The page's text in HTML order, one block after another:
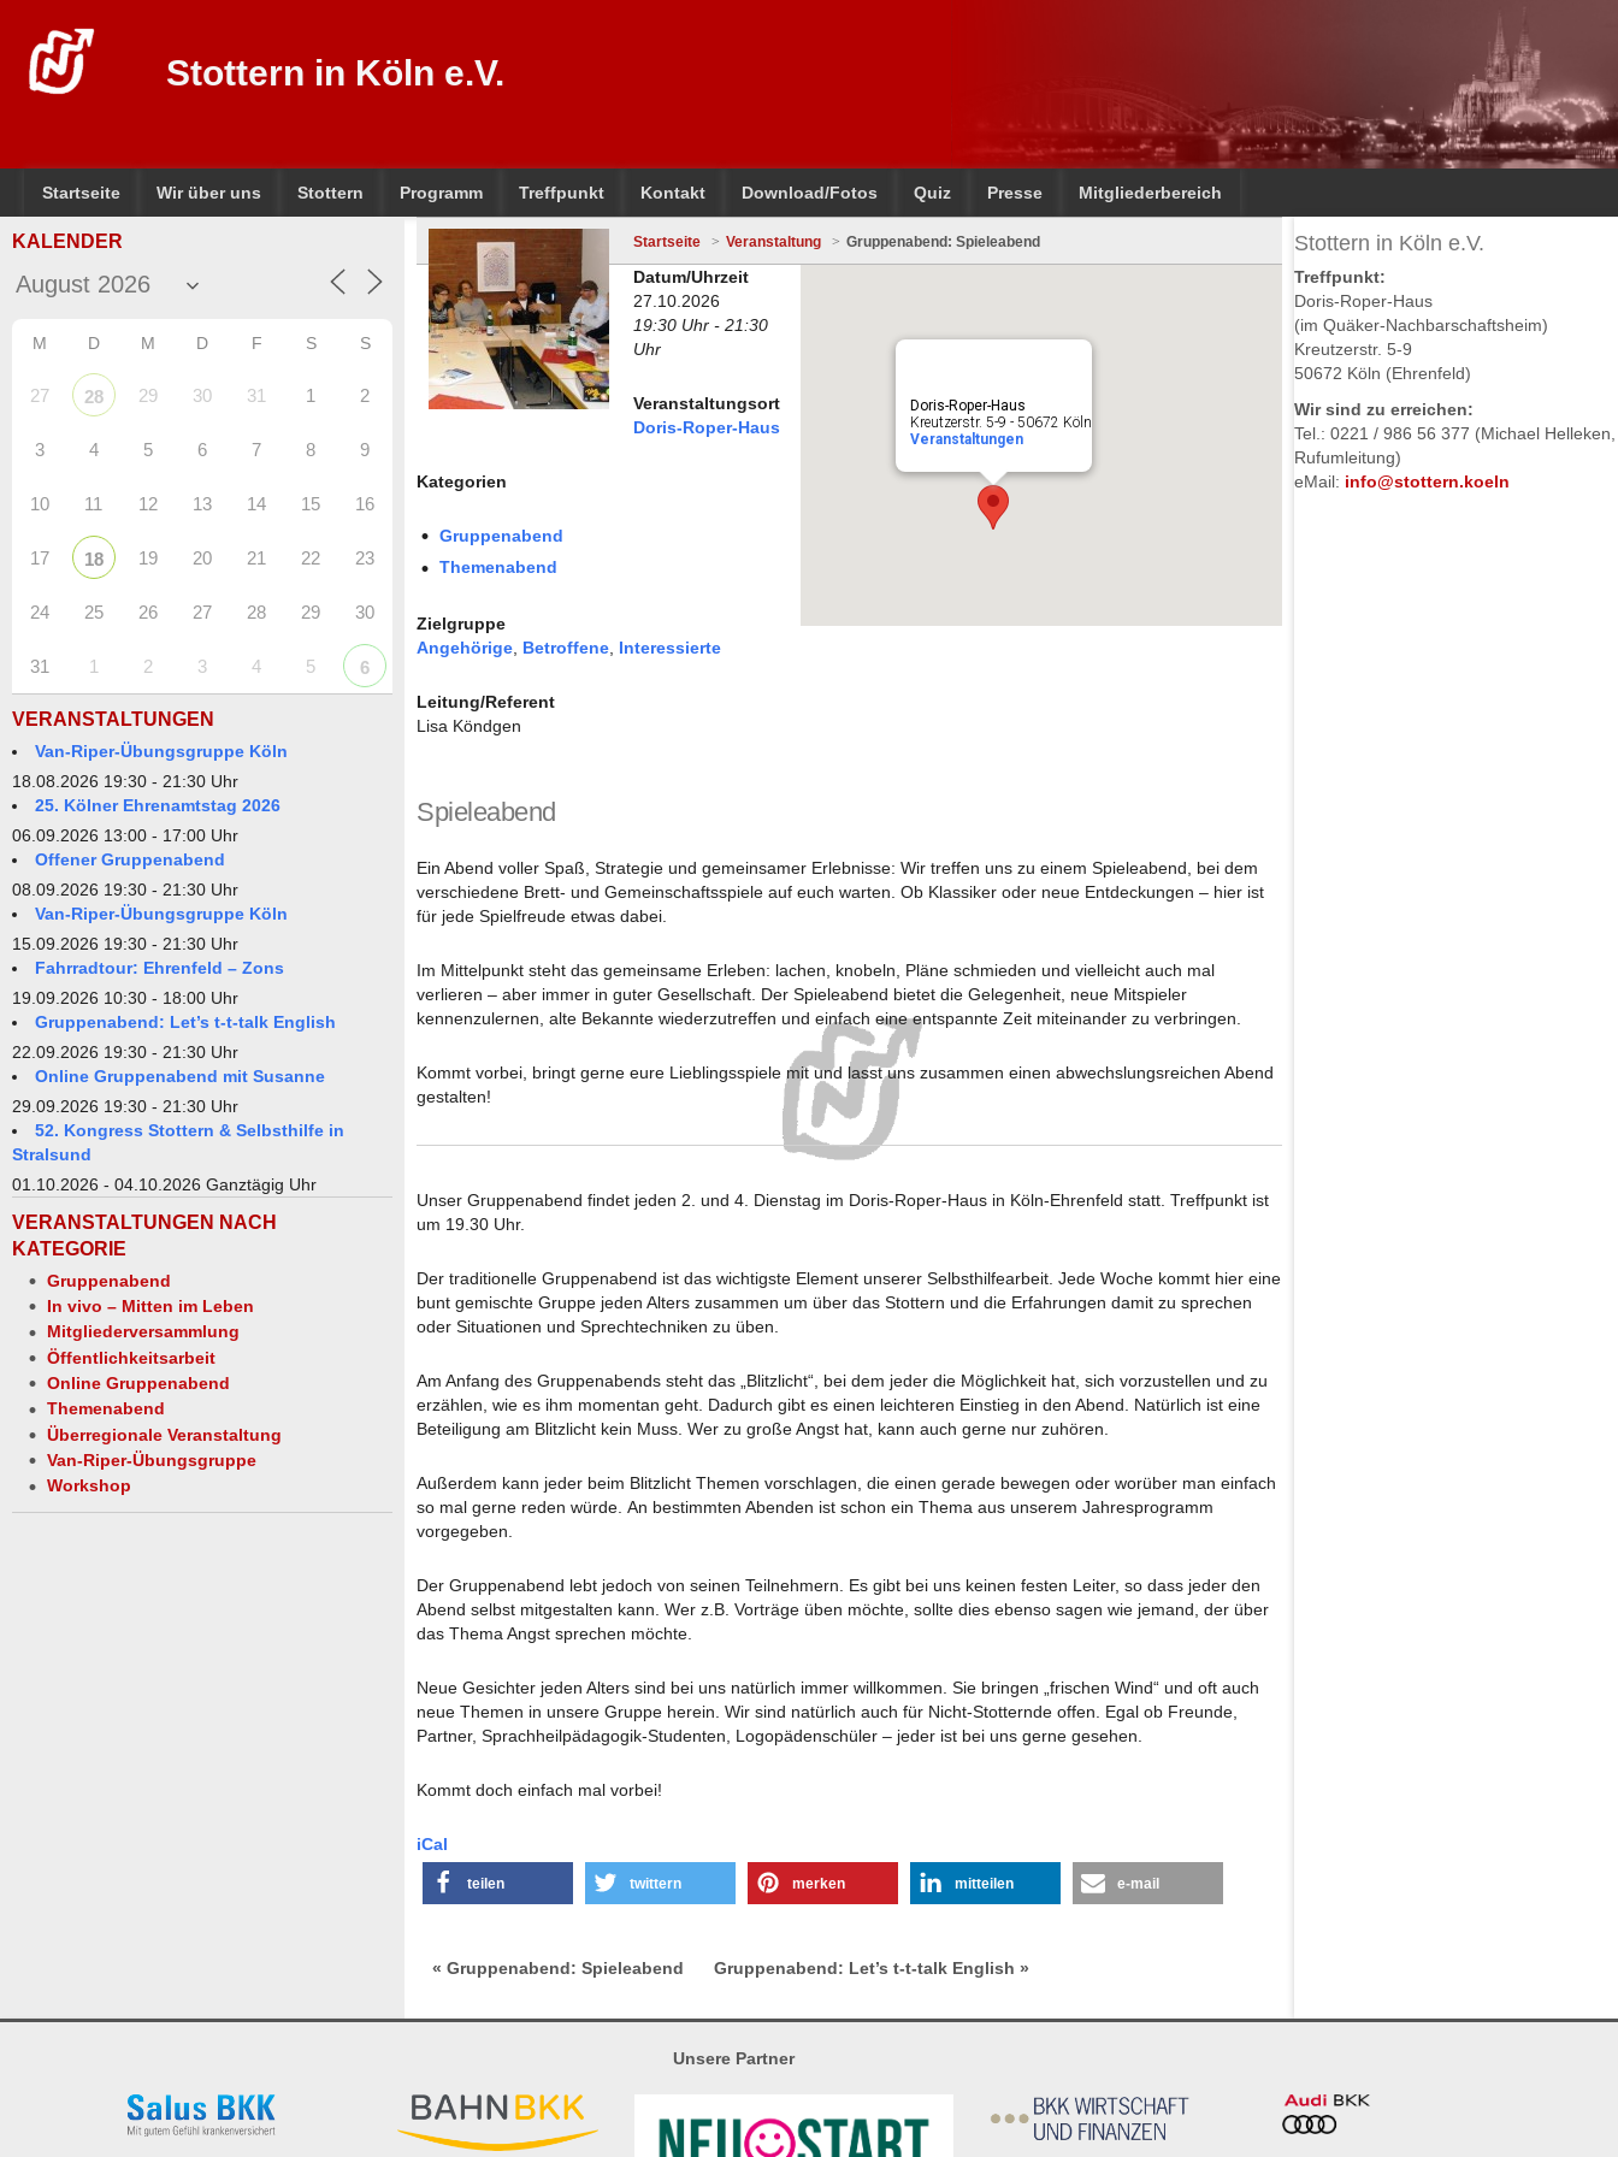
Stottern in Köln e.V.
Startseite Wir über uns Stottern Programm Treffpunkt Kontakt Download/Fotos Quiz Presse Mitgliederbereich
KALENDER
M D M D F S S
27 28 29 30 31 1 2
3 4 5 6 7 8 9
10 11 12 13 14 15 16
17 18 19 20 21 22 23
24 25 26 27 28 29 30
31 1 2 3 4 5 6
VERANSTALTUNGEN
Van-Riper-Übungsgruppe Köln
18.08.2026 19:30 - 21:30 Uhr
25. Kölner Ehrenamtstag 2026
06.09.2026 13:00 - 17:00 Uhr
Offener Gruppenabend
08.09.2026 19:30 - 21:30 Uhr
Van-Riper-Übungsgruppe Köln
15.09.2026 19:30 - 21:30 Uhr
Fahrradtour: Ehrenfeld – Zons
19.09.2026 10:30 - 18:00 Uhr
Gruppenabend: Let’s t-t-talk English
22.09.2026 19:30 - 21:30 Uhr
Online Gruppenabend mit Susanne
29.09.2026 19:30 - 21:30 Uhr
52. Kongress Stottern & Selbsthilfe in
Stralsund
01.10.2026 - 04.10.2026 Ganztägig Uhr
VERANSTALTUNGEN NACH
KATEGORIE
Gruppenabend
In vivo – Mitten im Leben
Mitgliederversammlung
Öffentlichkeitsarbeit
Online Gruppenabend
Themenabend
Überregionale Veranstaltung
Van-Riper-Übungsgruppe
Workshop
Startseite Veranstaltung Gruppenabend: Spieleabend
Doris-Roper-Haus
Kreutzerstr. 5-9 - 50672 Köln
Veranstaltungen
Datum/Uhrzeit
27.10.2026
19:30 Uhr - 21:30
Uhr
Veranstaltungsort
Doris-Roper-Haus
Kategorien
Gruppenabend
Themenabend
Zielgruppe
Angehörige Betroffene Interessierte
Leitung/Referent
Lisa Köndgen
Spieleabend
Ein Abend voller Spaß, Strategie und gemeinsamer Erlebnisse: Wir treffen uns zu einem Spieleabend, bei dem
verschiedene Brett- und Gemeinschaftsspiele auf euch warten. Ob Klassiker oder neue Entdeckungen – hier ist
für jede Spielfreude etwas dabei.
Im Mittelpunkt steht das gemeinsame Erleben: lachen, knobeln, Pläne schmieden und vielleicht auch mal
verlieren – aber immer in guter Gesellschaft. Der Spieleabend bietet die Gelegenheit, neue Mitspieler
kennenzulernen, alte Bekannte wiederzutreffen und einfach eine entspannte Zeit miteinander zu verbringen.
Kommt vorbei, bringt gerne eure Lieblingsspiele mit und lasst uns zusammen einen abwechslungsreichen Abend
gestalten!
Unser Gruppenabend findet jeden 2. und 4. Dienstag im Doris-Roper-Haus in Köln-Ehrenfeld statt. Treffpunkt ist
um 19.30 Uhr.
Der traditionelle Gruppenabend ist das wichtigste Element unserer Selbsthilfearbeit. Jede Woche kommt hier eine
bunt gemischte Gruppe jeden Alters zusammen um über das Stottern und die Erfahrungen damit zu sprechen
oder Situationen und Sprechtechniken zu üben.
Am Anfang des Gruppenabends steht das „Blitzlicht“, bei dem jeder die Möglichkeit hat, sich vorzustellen und zu
erzählen, wie es ihm momentan geht. Dadurch gibt es einen leichteren Einstieg in den Abend. Natürlich ist eine
Beteiligung am Blitzlicht kein Muss. Wer zu große Angst hat, kann auch gerne nur zuhören.
Außerdem kann jeder beim Blitzlicht Themen vorschlagen, die einen gerade bewegen oder worüber man einfach
so mal gerne reden würde. An bestimmten Abenden ist schon ein Thema aus unserem Jahresprogramm
vorgegeben.
Der Gruppenabend lebt jedoch von seinen Teilnehmern. Es gibt bei uns keinen festen Leiter, so dass jeder den
Abend selbst mitgestalten kann. Wer z.B. Vorträge üben möchte, sollte dies ebenso sagen wie jemand, der über
das Thema Angst sprechen möchte.
Neue Gesichter jeden Alters sind bei uns natürlich immer willkommen. Sie bringen „frischen Wind“ und oft auch
neue Themen in unsere Gruppe herein. Wir sind natürlich auch für Nicht-Stotternde offen. Egal ob Freunde,
Partner, Sprachheilpädagogik-Studenten, Logopädenschüler – jeder ist bei uns gerne gesehen.
Kommt doch einfach mal vorbei!
iCal
teilen twittern merken mitteilen e-mail
« Gruppenabend: Spieleabend Gruppenabend: Let’s t-t-talk English »
Stottern in Köln e.V.
Treffpunkt:
Doris-Roper-Haus
(im Quäker-Nachbarschaftsheim)
Kreutzerstr. 5-9
50672 Köln (Ehrenfeld)
Wir sind zu erreichen:
Tel.: 0221 / 986 56 377 (Michael Helleken,
Rufumleitung)
eMail: info@stottern.koeln
Unsere Partner